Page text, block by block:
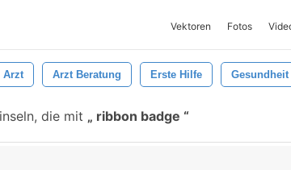
Vektoren Fotos
Arzt Arzt Beratung Erste Hilfe Gesundheit
die mit ribbon badge